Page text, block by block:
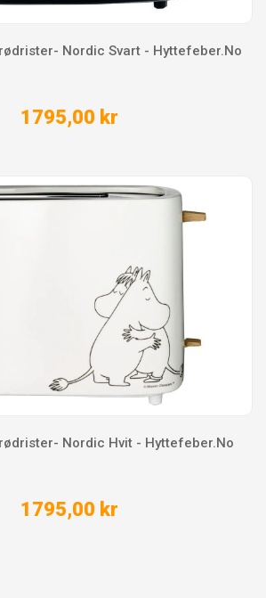
Nordic Svart - Hyttefeber.No
1795,00 kr
Nordic Hvit - Hyttefeber.No
1795,00 kr